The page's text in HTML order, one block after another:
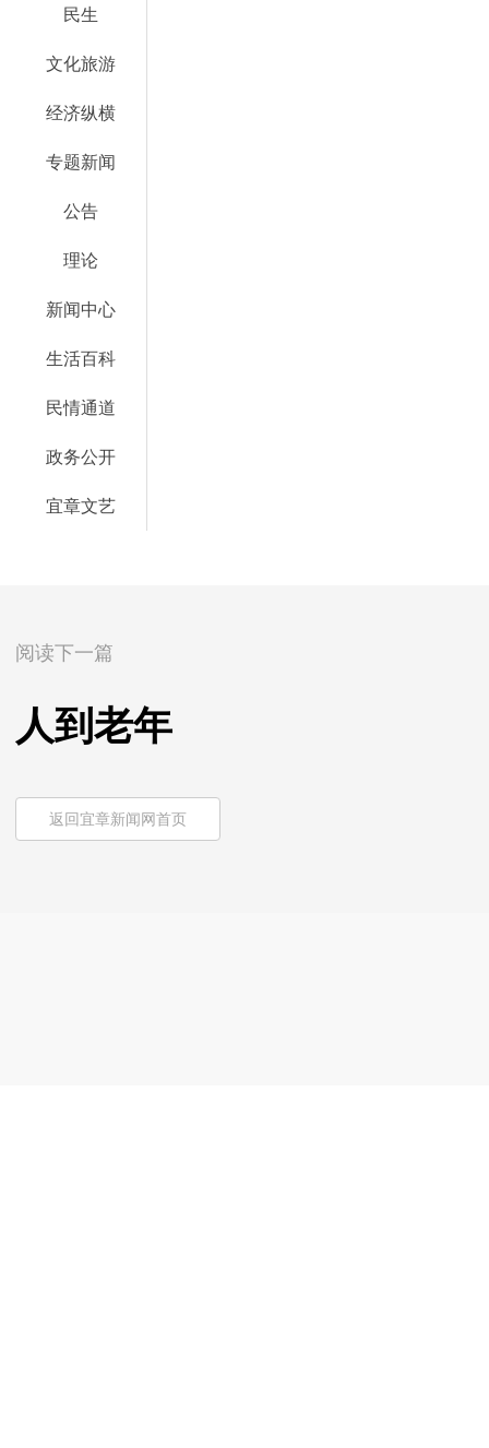
民生
文化旅游
经济纵横
专题新闻
公告
理论
新闻中心
生活百科
民情通道
政务公开
宜章文艺
阅读下一篇
人到老年
返回宜章新闻网首页